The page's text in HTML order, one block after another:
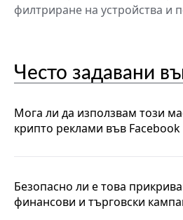
филтриране на устройства и
Често задавани
Мога ли да използвам този
крипто реклами във
Безопасно ли е това
финансови и търговски